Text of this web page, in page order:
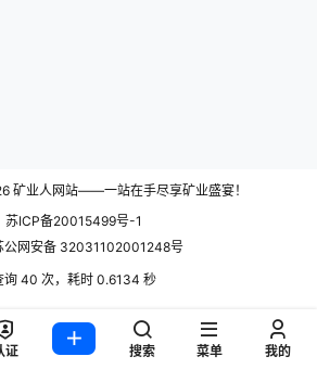
矿业人网站——一站在手尽享矿业盛宴！
苏ICP备20015499号-1
公网安备 32031102001248号
询 40 次，耗时 0.6134 秒
证 搜索 菜单 我的